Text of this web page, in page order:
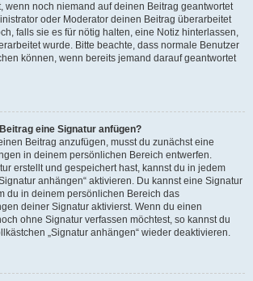
wenn noch niemand auf deinen Beitrag geantwortet
oder Moderator deinen Beitrag überarbeitet
falls sie es für nötig halten, eine Notiz hinterlassen,
wurde. Bitte beachte, dass normale Benutzer
können, wenn bereits jemand darauf geantwortet
eine Signatur anfügen?
Beitrag anzufügen, musst du zunächst eine
in deinem persönlichen Bereich entwerfen.
erstellt und gespeichert hast, kannst du in jedem
anhängen“ aktivieren. Du kannst eine Signatur
du in deinem persönlichen Bereich das
deiner Signatur aktivierst. Wenn du einen
ohne Signatur verfassen möchtest, so kannst du
„Signatur anhängen“ wieder deaktivieren.